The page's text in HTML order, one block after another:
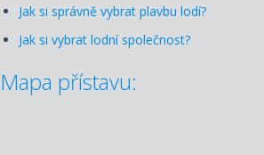
Jak si správně vybrat plavbu lodí?
Jak si vybrat lodní společnost?
Mapa přístavu: